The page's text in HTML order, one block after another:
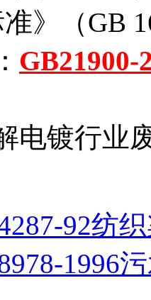
》
（GB
电镀行业
92纺
1996